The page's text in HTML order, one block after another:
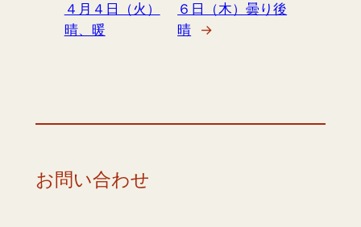
４月４日（火）
晴、暖
６日（木）曇り後
晴
→
お問い合わせ